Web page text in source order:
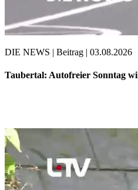
DIE NEWS | Beitrag | 03.08.2026
Taubertal: Autofreier Sonntag